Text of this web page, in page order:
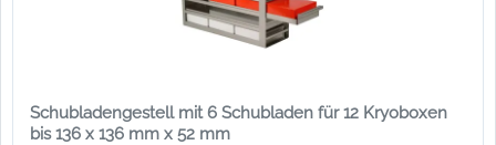
Schubladengestell mit 6 Schubladen für 12 Kryoboxen
bis 136 x 136 mm x 52 mm